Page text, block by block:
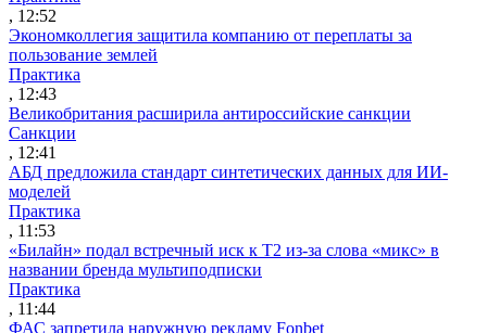
, 12:52
Экономколлегия защитила компанию от переплаты за
пользование землей
Практика
, 12:43
Великобритания расширила антироссийские санкции
Санкции
, 12:41
АБД предложила стандарт синтетических данных для ИИ-
моделей
Практика
, 11:53
«Билайн» подал встречный иск к Т2 из-за слова «микс» в
названии бренда мультиподписки
Практика
, 11:44
ФАС запретила наружную рекламу Fonbet